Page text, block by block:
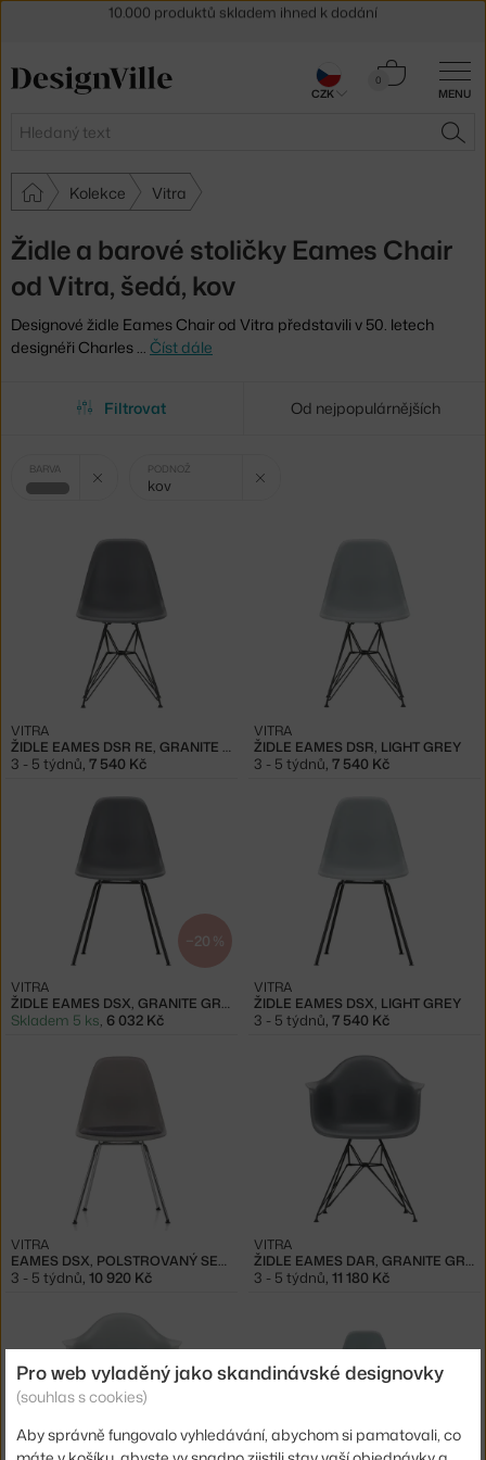
MENU
Hledat
0
Košík
Kolekce Vitra
Židle a barové stoličky Eames Chair
od Vitra, šedá, kov
Designové židle Eames Chair od Vitra představili v 50. letech
designéři Charles … Číst dále
Filtrovat Od nejpopulárnějších
Vybrané
filtry:
BARVA
šedá
Zrušit filtr
PODNOŽ
kov
ŽIDLE EAMES DSR RE, GRANITE GREY
VITRA
3 - 5 týdnů 7 540 Kč
ŽIDLE EAMES DSR, LIGHT GREY
VITRA
3 - 5 týdnů 7 540 Kč
−20 %
ŽIDLE EAMES DSX, GRANITE GREY
VITRA
Skladem 5 ks, 6 032 Kč
ŽIDLE EAMES DSX, LIGHT GREY
VITRA
3 - 5 týdnů, 7 540 Kč
EAMES DSX, POLSTROVANÝ SEDÁK
VITRA
3 - 5 týdnů, 10 920 Kč
ŽIDLE EAMES DAR, GRANITE GREY
VITRA
3 - 5 týdnů, 11 180 Kč
30 dní na vrácení zboží
CZK
Pro web vyladěný jako skandinávské designovky
(souhlas s cookies)
Aby správně fungovalo vyhledávání, abychom si pamatovali, co